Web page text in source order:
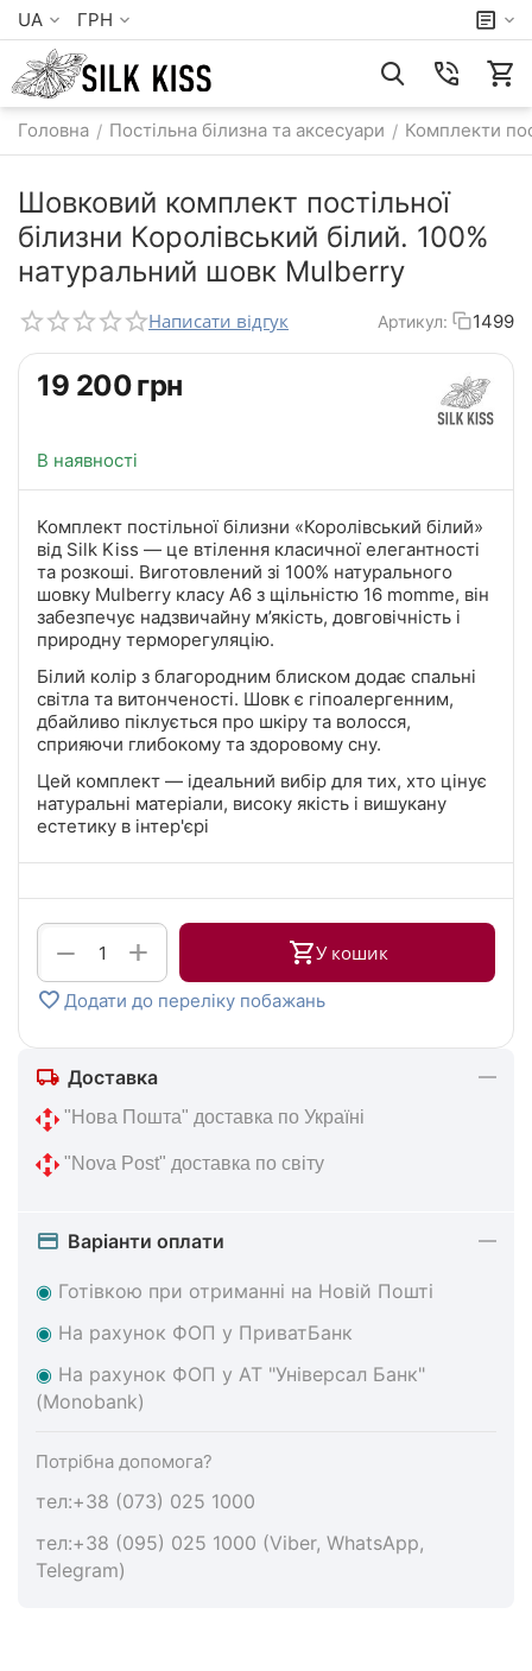
UA ГРН
Головна / Постільна білизна та аксесуари / Комплекти
Шовковий комплект постільної
білизни Королівський білий. 100%
натуральний шовк Mulberry
Написати відгук Артикул: 1499
‍19 200‍грн
В наявності
Комплект постільної білизни «Королівський білий»
від Silk Kiss — це втілення класичної елегантності
та розкоші. Виготовлений зі 100% натурального
шовку Mulberry класу A6 з щільністю 16 momme, він
забезпечує надзвичайну м’якість, довговічність і
природну терморегуляцію.
Білий колір з благородним блиском додає спальні
світла та витонченості. Шовк є гіпоалергенним,
дбайливо піклується про шкіру та волосся,
сприяючи глибокому та здоровому сну.
Цей комплект — ідеальний вибір для тих, хто цінує
натуральні матеріали, високу якість і вишукану
естетику в інтер'єрі
+
− У кошик
Додати до переліку побажань
Доставка
"Нова Пошта" доставка по Україні
"Nova Post" доставка по світу
Варіанти оплати
◉ Готівкою при отриманні на Новій Пошті
◉ На рахунок ФОП у ПриватБанк
◉ На рахунок ФОП у АТ "Універсал Банк"
(Monobank)
Потрібна допомога?
тел:+38 (073) 025 1000
тел:+38 (095) 025 1000 (Viber, WhatsApp,
Telegram)